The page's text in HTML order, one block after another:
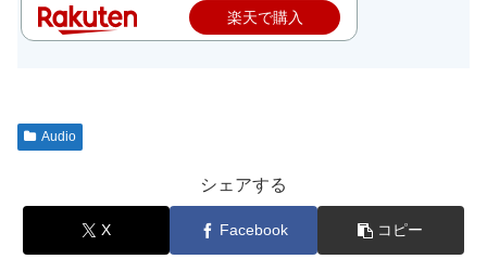
楽天で購入
Audio
シェアする
X Facebook コピー